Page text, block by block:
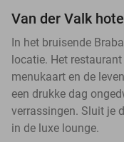
Van der Valk
In het bruisende
locatie. Het
menukaart en de
een drukke dag
verrassingen. Sluit je
in de luxe lounge.